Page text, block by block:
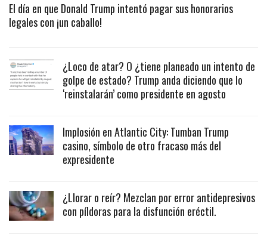
El día en que Donald Trump intentó pagar sus honorarios
legales con ¡un caballo!
¿Loco de atar? O ¿tiene planeado un intento de
golpe de estado? Trump anda diciendo que lo
‘reinstalarán’ como presidente en agosto
Implosión en Atlantic City: Tumban Trump
casino, símbolo de otro fracaso más del
expresidente
¿Llorar o reír? Mezclan por error antidepresivos
con píldoras para la disfunción eréctil.